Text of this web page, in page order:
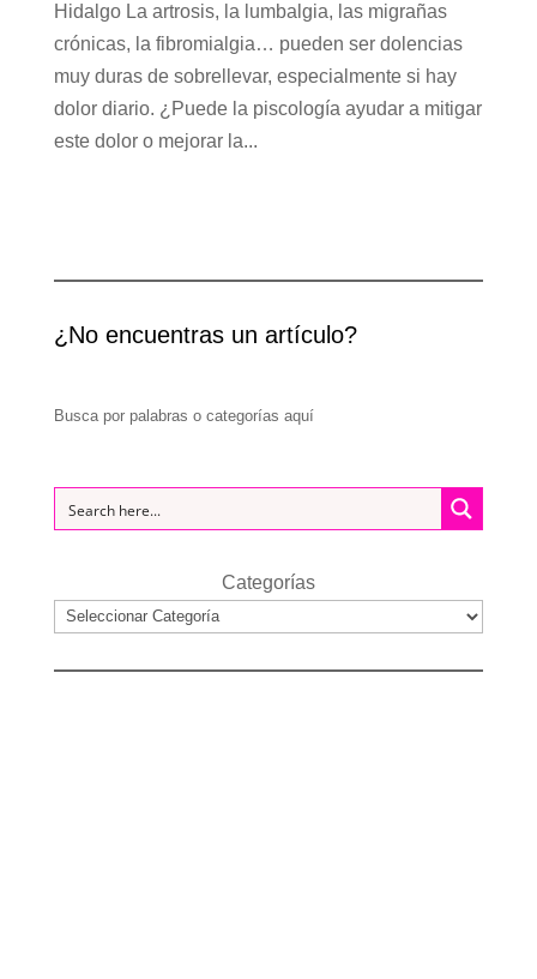
Hidalgo La artrosis, la lumbalgia, las migrañas
crónicas, la fibromialgia… pueden ser dolencias
muy duras de sobrellevar, especialmente si hay
dolor diario. ¿Puede la piscología ayudar a mitigar
este dolor o mejorar la...
¿No encuentras un artículo?
Busca por palabras o categorías aquí
Categorías